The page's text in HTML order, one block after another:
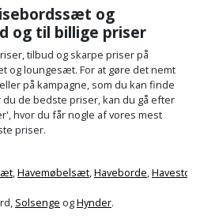
og
og til billige priser
tilbud og skarpe priser på
loungesæt. For at gøre det nemt
på kampagne, som du kan finde
de bedste priser, kan du gå efter
hvor du får nogle af vores mest
priser.
,Havemøbelsæt,Haveborde,Havestole
Solsenge ogHynder.